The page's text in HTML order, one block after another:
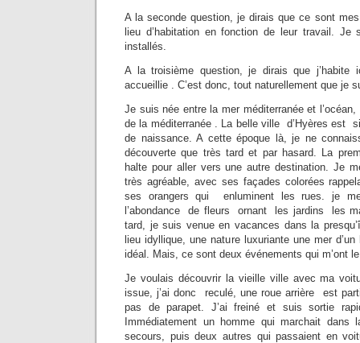
A la seconde question, je dirais que ce sont
lieu d’habitation en fonction de leur travail.
installés.
A la troisième question, je dirais que j’habite
accueillie . C’est donc, tout naturellement que je
Je suis née entre la mer méditerranée et l’océan,
de la méditerranée . La belle ville d’Hyères est
de naissance. A cette époque là, je ne
découverte que très tard et par hasard. La
halte pour aller vers une autre destination. Je
très agréable, avec ses façades colorées
ses orangers qui enluminent les rues. je
l’abondance de fleurs ornant les jardins les
tard, je suis venue en vacances dans la
lieu idyllique, une nature luxuriante une mer
idéal. Mais, ce sont deux événements qui m’ont
Je voulais découvrir la vieille ville avec ma
issue, j’ai donc reculé, une roue arrière est
pas de parapet. J’ai freiné et suis sortie
Immédiatement un homme qui marchait
secours, puis deux autres qui passaient en